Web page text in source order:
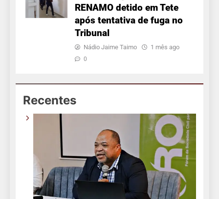
RENAMO detido em Tete
após tentativa de fuga no
Tribunal
Nádio Jaime Taimo 1 mês ago
0
Recentes